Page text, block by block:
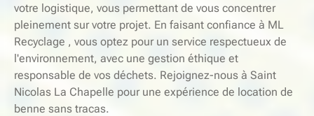
votre logistique, vous permettant de vous concentrer
pleinement sur votre projet. En faisant confiance à ML
Recyclage , vous optez pour un service respectueux de
l'environnement, avec une gestion éthique et
responsable de vos déchets. Rejoignez-nous à Saint
Nicolas La Chapelle pour une expérience de location de
benne sans tracas.